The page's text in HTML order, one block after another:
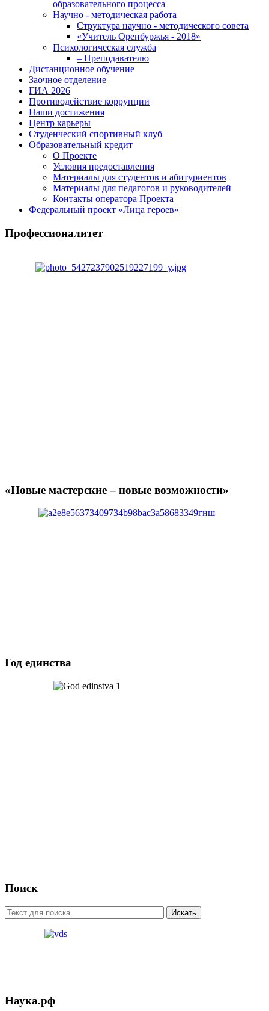
образовательного процесса
Научно - методическая работа
Структура научно - методического совета
«Учитель Оренбуржья - 2018»
Психологическая служба
– Преподавателю
Дистанционное обучение
Заочное отделение
ГИА 2026
Противодействие коррупции
Наши достижения
Центр карьеры
Студенческий спортивный клуб
Образовательный кредит
О Проекте
Условия предоставления
Материалы для студентов и абитуриентов
Материалы для педагогов и руководителей
Контакты оператора Проекта
Федеральный проект «Лица героев»
Профессионалитет
«Новые мастерские – новые возможности»
Год единства
Поиск
Искать
Наука.рф